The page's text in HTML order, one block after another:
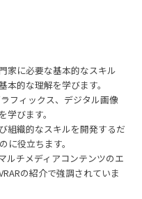
家に必要な基本的なスキル
本的な理解を学びます。
フィックス、デジタル画像
びます。
組織的なスキルを開発するだ
に役立ちます。
ルチメディアコンテンツのエ
の紹介で強調されていま